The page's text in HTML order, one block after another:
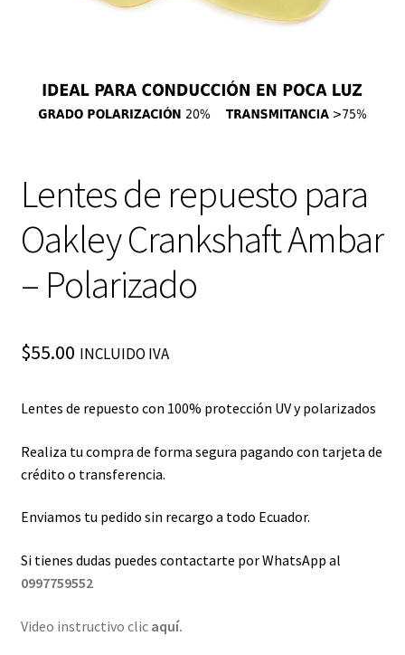
Lentes de repuesto para
Oakley Crankshaft Ambar
– Polarizado
$55.00 INCLUIDO IVA
Lentes de repuesto con 100% protección UV y polarizados
Realiza tu compra de forma segura pagando con tarjeta de
crédito o transferencia.
Enviamos tu pedido sin recargo a todo Ecuador.
Si tienes dudas puedes contactarte por WhatsApp al
0997759552
Video instructivo clic aquí.